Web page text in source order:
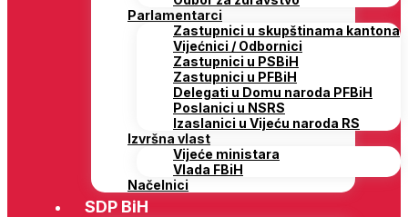
Parlamentarci
Zastupnici u skupštinama kantona
Vijećnici / Odbornici
Zastupnici u PSBiH
Zastupnici u PFBiH
Delegati u Domu naroda PFBiH
Poslanici u NSRS
Izaslanici u Vijeću naroda RS
Izvršna vlast
Vijeće ministara
Vlada FBiH
Načelnici
SDP BiH